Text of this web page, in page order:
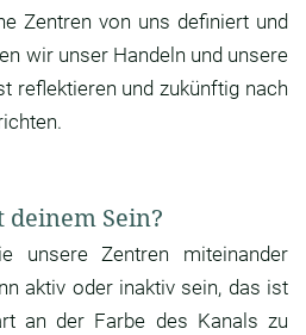
Zentren von uns definiert und
wir unser Handeln und unsere
reflektieren und zukünftig nach
Sein?
unsere Zentren miteinander
aktiv oder inaktiv sein, das ist
an der Farbe des Kanals zu